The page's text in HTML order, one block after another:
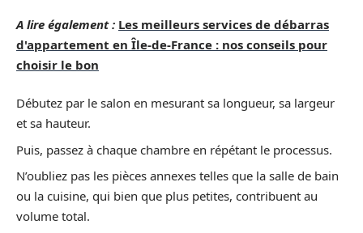
A lire également : Les meilleurs services de débarras
d'appartement en Île-de-France : nos conseils pour
choisir le bon
Débutez par le salon en mesurant sa longueur, sa largeur
et sa hauteur.
Puis, passez à chaque chambre en répétant le processus.
N’oubliez pas les pièces annexes telles que la salle de bain
ou la cuisine, qui bien que plus petites, contribuent au
volume total.